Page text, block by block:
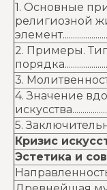
1. Основные
религиозной
2. Примеры.
3.
4. Значение
5. Заключительные
Кризис
Эстетика и
Направленность